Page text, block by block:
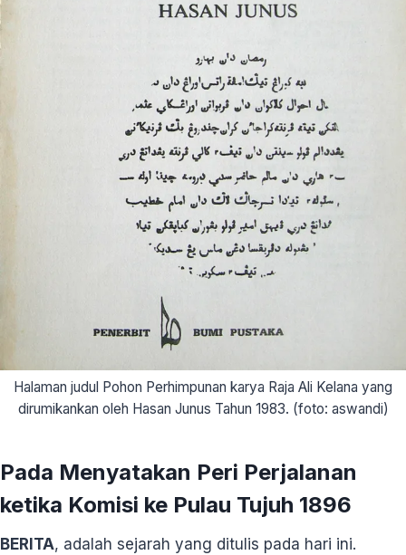
Halaman judul Pohon Perhimpunan karya Raja Ali Kelana yang
dirumikankan oleh Hasan Junus Tahun 1983. (foto: aswandi)
Pada Menyatakan Peri Perjalanan
ketika Komisi ke Pulau Tujuh 1896
BERITA, adalah sejarah yang ditulis pada hari ini.